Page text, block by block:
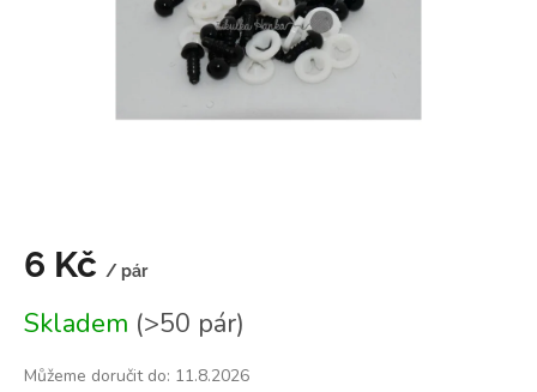
6 Kč / pár
cena:
Skladem (>50 pár)
Můžeme doručit do: 11.8.2026